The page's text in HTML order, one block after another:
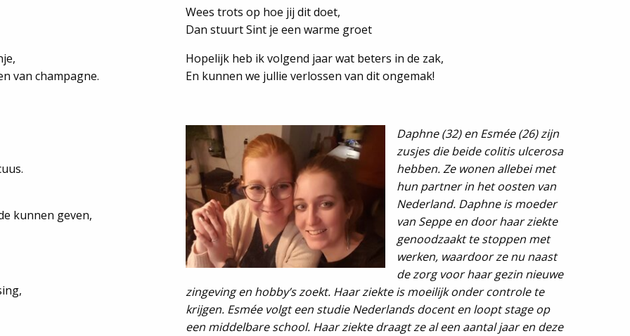
van champagne.
kunnen geven,
Wees trots op hoe jij dit doet,
Dan stuurt Sint je een warme groet
Hopelijk heb ik volgend jaar wat beters in de zak,
En kunnen we jullie verlossen van dit ongemak!
Daphne (32) en Esmée (26) zijn
zusjes die beide colitis ulcerosa
hebben. Ze wonen allebei met
hun partner in het oosten van
Nederland. Daphne is moeder
van Seppe en door haar ziekte
genoodzaakt te stoppen met
werken, waardoor ze nu naast
de zorg voor haar gezin nieuwe
zingeving en hobby’s zoekt. Haar ziekte is moeilijk onder controle te
krijgen. Esmée volgt een studie Nederlands docent en loopt stage op
een middelbare school. Haar ziekte draagt ze al een aantal jaar en deze